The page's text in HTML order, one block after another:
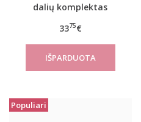
dalių komplektas
3375€
Populiari